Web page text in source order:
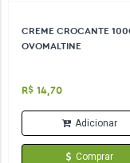
CREME CROCANTE
OVOMALTINE
R$ 14,70
Adicionar
Comprar